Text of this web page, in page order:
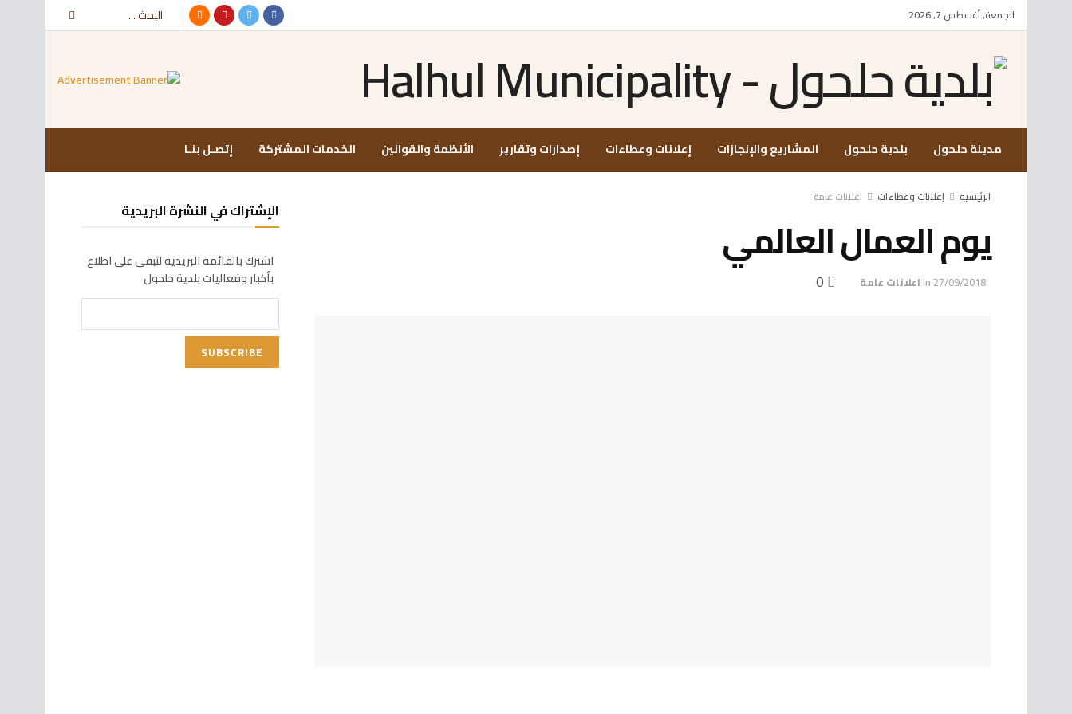
الجمعة, أغسطس 7, 2026
مدينة حلحول بلدية حلحول المشاريع والإنجازات إعلانات وعطاءات إصدارات وتقارير الأنظمة والقوانين الخدمات المشتركة إتصـل بنـا
الرئيسية إعلانات وعطاءات اعلانات عامة
يوم العمال العالمي
27/09/2018
in اعلانات عامة
الإشتراك في النشرة البريدية
اشترك بالقائمة البريدية لتبقى على اطلاع
بأخبار وفعاليات بلدية حلحول